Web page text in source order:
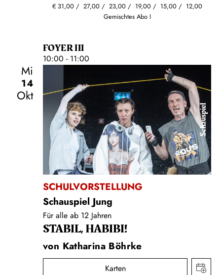
€ 31,00 27,00 23,00 19,00 15,00
12,00
Gemischtes Abo I
FOYER III
10:00 - 11:00
Mi
14
Okt
Schauspiel
SCHULVORSTELLUNG
Schauspiel Jung
Für alle ab 12 Jahren
STABIL, HABIBI!
von Katharina Böhrke
Karten